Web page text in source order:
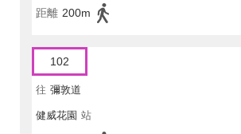
距離 200m
102
往 彌敦道
健威花園 站